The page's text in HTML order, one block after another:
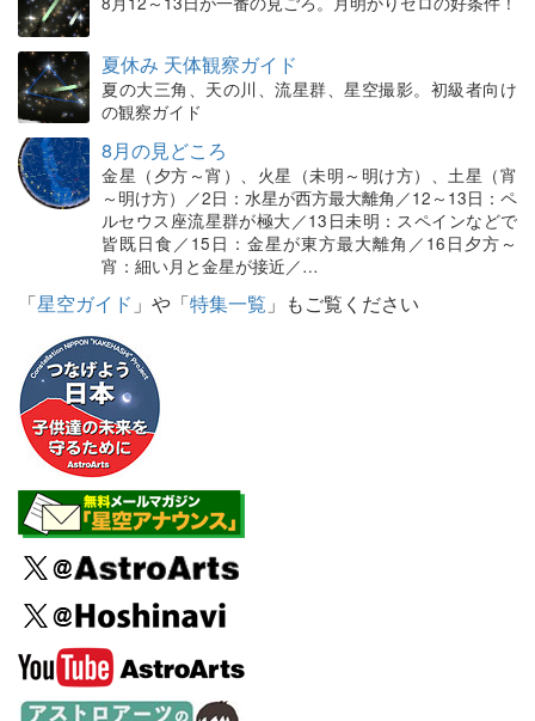
夏休み 天体観察ガイド
夏の大三角、天の川、流星群、星空撮影。初級者向け
の観察ガイド
8月の見どころ
金星（夕方～宵）、火星（未明～明け方）、土星（宵
～明け方）／2日：水星が西方最大離角／12～13日：ペ
ルセウス座流星群が極大／13日未明：スペインなどで
皆既日食／15日：金星が東方最大離角／16日夕方～
宵：細い月と金星が接近／…
「星空ガイド 」や「特集一覧 」もご覧ください